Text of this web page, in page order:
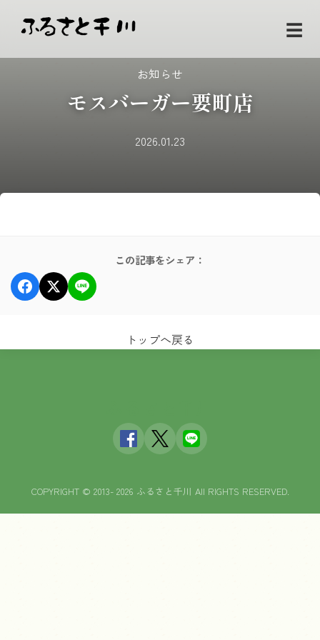
☰
お知らせ
モスバーガー要町店
2026.01.23
この記事をシェア：
トップへ戻る
COPYRIGHT © 2013- 2026 ふるさと千川 All RIGHTS RESERVED.